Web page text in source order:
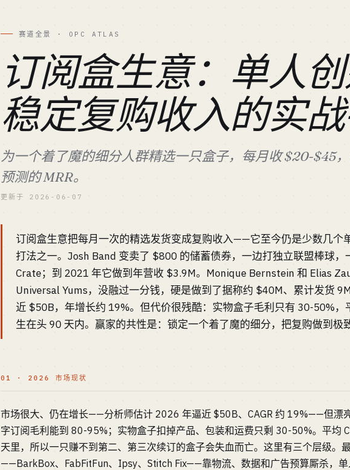
赛道全景 · OPC ATLAS
订阅盒生意：单人
稳定复购收入的实
为一个着了魔的细分人群精选一只盒子，每月收 $20-$45
预测的 MRR。
更新于 2026-06-07
订阅盒生意把每月一次的精选发货变成复购收入——它至今仍是少数几个
打法之一。Josh Band 变卖了 $800 的储蓄债券，一边打独立联盟棒球
Crate；到 2021 年它做到年营收 $3.9M。Monique Bernstein 和 Elias
Universal Yums，没融过一分钱，硬是做到了据称约 $40M、累计发货
近 $50B，年增长约 19%。但代价很残酷：实物盒子毛利只有 30-50%，
生在头 90 天内。赢家的共性是：锁定一个着了魔的细分，把复购做到极致
01 · 2026 市场现状
市场很大、仍在增长——分析师估计 2026 年逼近 $50B、CAGR 约 19%——但漂
字订阅毛利能到 80-95%；实物盒子扣掉产品、包装和运费只剩 30-50%。平均
天里，所以一只赚不到第二、第三次续订的盒子会失血而亡。这里有三个层级。
——BarkBox、FabFitFun、Ipsy、Stitch Fix——靠物流、数据和广告预算厮杀，